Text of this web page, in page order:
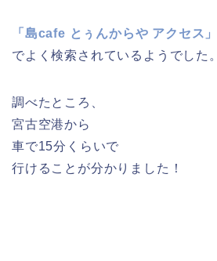
「島cafe とぅんからや アクセス」
でよく検索されているようでした。
調べたところ、
宮古空港から
車で15分くらいで
行けることが分かりました！